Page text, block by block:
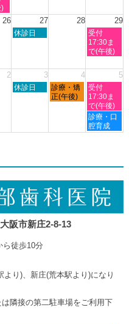
2026
2026
2026
)
26 27 28 29
木
月
2026
休診日
土
曜
日,
月
2026
受付
17:30ま
で(午後)
2 3 4 5
木
3rd
休診日
金
曜
4th
診療・矯
正(午後)
土
曜
日,
9
月
5th
受付
17:30ま
で(午後)
土
曜
日,
診療・口
腔育成
阪市新庄2-8-13
ら徒歩10分
り)、新庄(荒本駅より)になり
隣接の第二駐車場をご利用下